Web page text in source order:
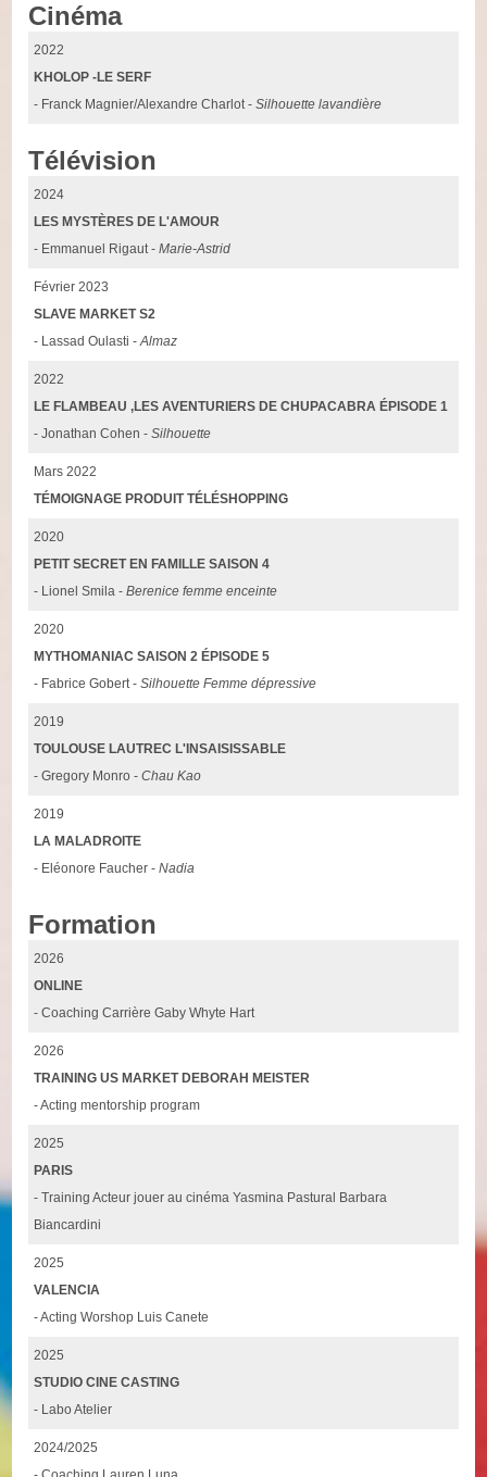
Cinéma
2022
KHOLOP -LE SERF
- Franck Magnier/Alexandre Charlot -Silhouette lavandière
Télévision
2024
LES MYSTÈRES DE L'AMOUR
- Emmanuel Rigaut -Marie-Astrid
Février 2023
SLAVE MARKET S2
- Lassad Oulasti -Almaz
2022
LE FLAMBEAU ,LES AVENTURIERS DE CHUPACABRA ÉPISODE 1
- Jonathan Cohen -Silhouette
Mars 2022
TÉMOIGNAGE PRODUIT TÉLÉSHOPPING
2020
PETIT SECRET EN FAMILLE SAISON 4
- Lionel Smila -Berenice femme enceinte
2020
MYTHOMANIAC SAISON 2 ÉPISODE 5
- Fabrice Gobert -Silhouette Femme dépressive
2019
TOULOUSE LAUTREC L'INSAISISSABLE
- Gregory Monro -Chau Kao
2019
LA MALADROITE
- Eléonore Faucher -Nadia
Formation
2026
ONLINE
- Coaching Carrière Gaby Whyte Hart
2026
TRAINING US MARKET DEBORAH MEISTER
- Acting mentorship program
2025
PARIS
- Training Acteur jouer au cinéma Yasmina Pastural Barbara
Biancardini
2025
VALENCIA
- Acting Worshop Luis Canete
2025
STUDIO CINE CASTING
- Labo Atelier
2024/2025